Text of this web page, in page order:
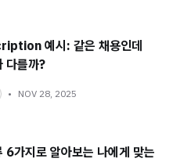
예시: 같은 채용인데
다를까?
NOV 28, 2025
6가지로 알아보는 나에게 맞는